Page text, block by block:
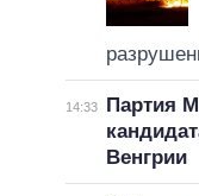
14:33
Партия
Венгрии